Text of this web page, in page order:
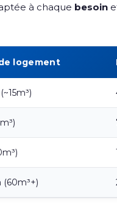
à chaque besoin
logement
(60m³+)